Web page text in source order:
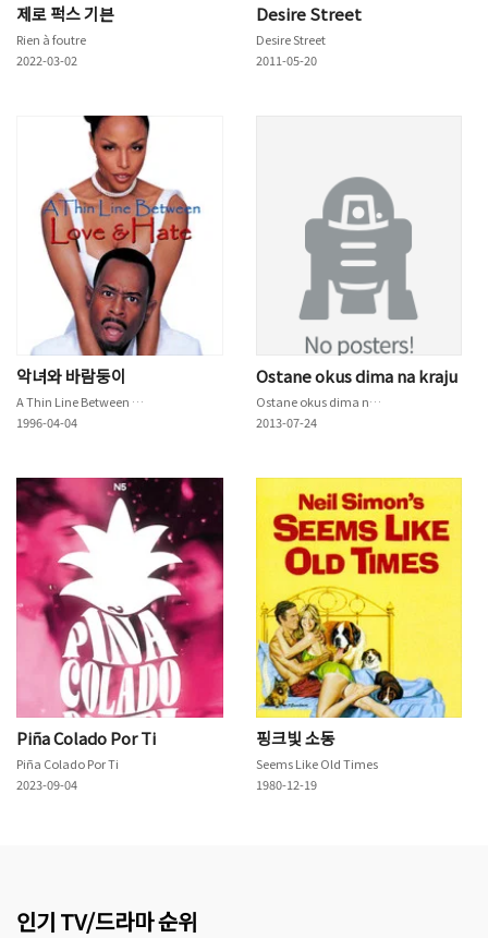
제로 퍽스 기븐
Rien à foutre
2022-03-02
Desire Street
Desire Street
2011-05-20
악녀와 바람둥이
A Thin Line Between Love and Hate
1996-04-04
Ostane okus dima na kraju
Ostane okus dima na kraju
2013-07-24
Piña Colado Por Ti
Piña Colado Por Ti
2023-09-04
핑크빛 소동
Seems Like Old Times
1980-12-19
인기 TV/드라마 순위